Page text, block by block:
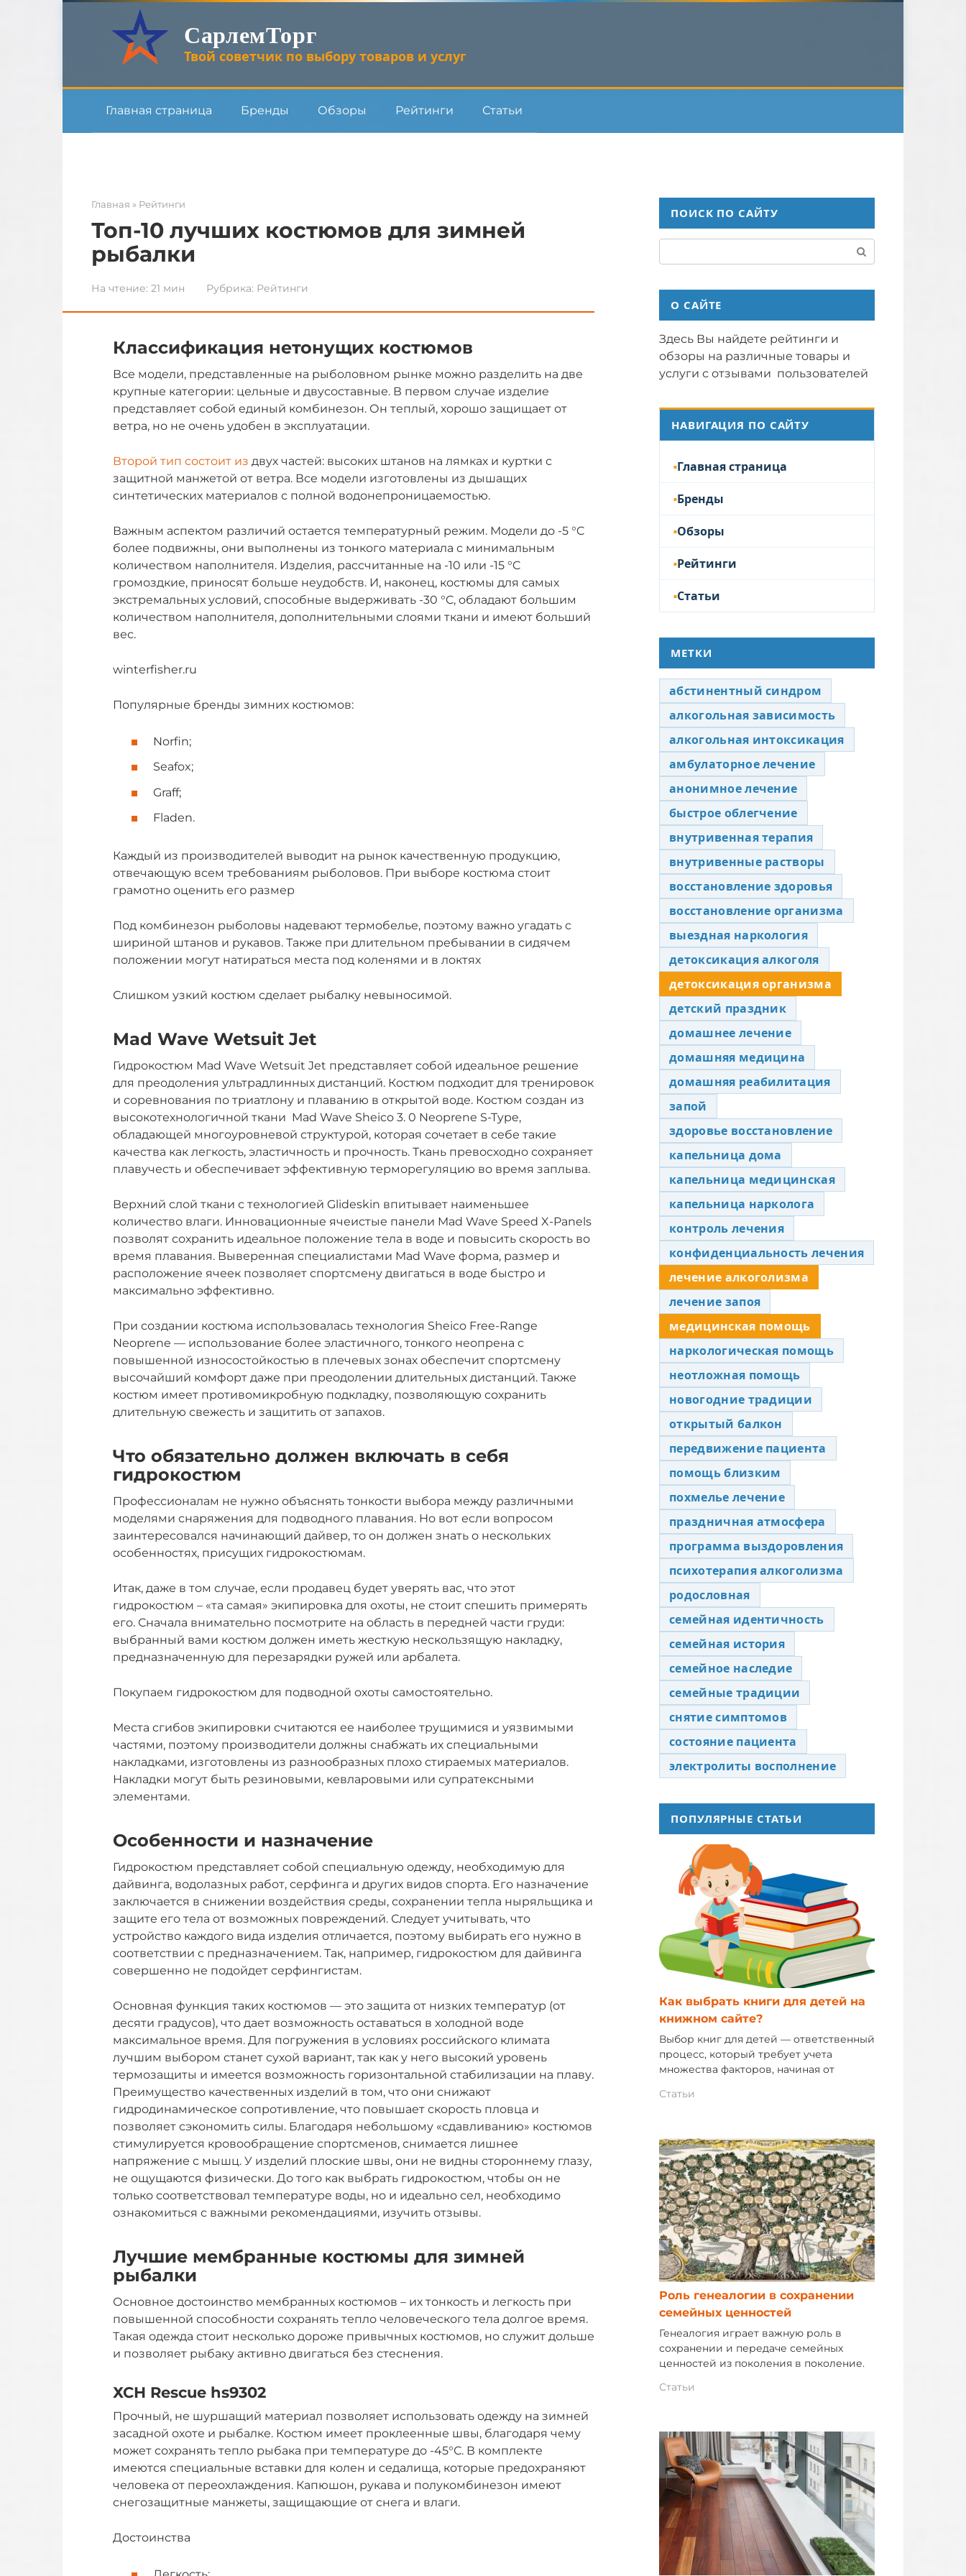
СарлемТорг
Твой советчик по выбору товаров и услуг
Главная страница Бренды Обзоры Рейтинги Статьи
Главная » Рейтинги
Топ-10 лучших костюмов для зимней
рыбалки
На чтение: 21 мин Рубрика: Рейтинги
Классификация нетонущих костюмов
Все модели, представленные на рыболовном рынке можно разделить на две
крупные категории: цельные и двусоставные. В первом случае изделие
представляет собой единый комбинезон. Он теплый, хорошо защищает от
ветра, но не очень удобен в эксплуатации.
Второй тип состоит из двух частей: высоких штанов на лямках и куртки с
защитной манжетой от ветра. Все модели изготовлены из дышащих
синтетических материалов с полной водонепроницаемостью.
Важным аспектом различий остается температурный режим. Модели до -5 °C
более подвижны, они выполнены из тонкого материала с минимальным
количеством наполнителя. Изделия, рассчитанные на -10 или -15 °C
громоздкие, приносят больше неудобств. И, наконец, костюмы для самых
экстремальных условий, способные выдерживать -30 °C, обладают большим
количеством наполнителя, дополнительными слоями ткани и имеют больший
вес.
winterfisher.ru
Популярные бренды зимних костюмов:
Norfin;
Seafox;
Graff;
Fladen.
Каждый из производителей выводит на рынок качественную продукцию,
отвечающую всем требованиям рыболовов. При выборе костюма стоит
грамотно оценить его размер
Под комбинезон рыболовы надевают термобелье, поэтому важно угадать с
шириной штанов и рукавов. Также при длительном пребывании в сидячем
положении могут натираться места под коленями и в локтях
Слишком узкий костюм сделает рыбалку невыносимой.
Mad Wave Wetsuit Jet
Гидрокостюм Mad Wave Wetsuit Jet представляет собой идеальное решение
для преодоления ультрадлинных дистанций. Костюм подходит для тренировок
и соревнования по триатлону и плаванию в открытой воде. Костюм создан из
высокотехнологичной ткани Mad Wave Sheico 3. 0 Neoprene S-Type,
обладающей многоуровневой структурой, которая сочетает в себе такие
качества как легкость, эластичность и прочность. Ткань превосходно сохраняет
плавучесть и обеспечивает эффективную терморегуляцию во время заплыва.
Верхний слой ткани с технологией Glideskin впитывает наименьшее
количество влаги. Инновационные ячеистые панели Mad Wave Speed X-Panels
позволят сохранить идеальное положение тела в воде и повысить скорость во
время плавания. Выверенная специалистами Mad Wave форма, размер и
расположение ячеек позволяет спортсмену двигаться в воде быстро и
максимально эффективно.
При создании костюма использовалась технология Sheico Free-Range
Neoprene — использование более эластичного, тонкого неопрена с
повышенной износостойкостью в плечевых зонах обеспечит спортсмену
высочайший комфорт даже при преодолении длительных дистанций. Также
костюм имеет противомикробную подкладку, позволяющую сохранить
длительную свежесть и защитить от запахов.
Что обязательно должен включать в себя
гидрокостюм
Профессионалам не нужно объяснять тонкости выбора между различными
моделями снаряжения для подводного плавания. Но вот если вопросом
заинтересовался начинающий дайвер, то он должен знать о нескольких
особенностях, присущих гидрокостюмам.
Итак, даже в том случае, если продавец будет уверять вас, что этот
гидрокостюм – «та самая» экипировка для охоты, не стоит спешить примерять
его. Сначала внимательно посмотрите на область в передней части груди:
выбранный вами костюм должен иметь жесткую нескользящую накладку,
предназначенную для перезарядки ружей или арбалета.
Покупаем гидрокостюм для подводной охоты самостоятельно.
Места сгибов экипировки считаются ее наиболее трущимися и уязвимыми
частями, поэтому производители должны снабжать их специальными
накладками, изготовлены из разнообразных плохо стираемых материалов.
Накладки могут быть резиновыми, кевларовыми или супратексными
элементами.
Особенности и назначение
Гидрокостюм представляет собой специальную одежду, необходимую для
дайвинга, водолазных работ, серфинга и других видов спорта. Его назначение
заключается в снижении воздействия среды, сохранении тепла ныряльщика и
защите его тела от возможных повреждений. Следует учитывать, что
устройство каждого вида изделия отличается, поэтому выбирать его нужно в
соответствии с предназначением. Так, например, гидрокостюм для дайвинга
совершенно не подойдет серфингистам.
Основная функция таких костюмов — это защита от низких температур (от
десяти градусов), что дает возможность оставаться в холодной воде
максимальное время. Для погружения в условиях российского климата
лучшим выбором станет сухой вариант, так как у него высокий уровень
термозащиты и имеется возможность горизонтальной стабилизации на плаву.
Преимущество качественных изделий в том, что они снижают
гидродинамическое сопротивление, что повышает скорость пловца и
позволяет сэкономить силы. Благодаря небольшому «сдавливанию» костюмов
стимулируется кровообращение спортсменов, снимается лишнее
напряжение с мышц. У изделий плоские швы, они не видны стороннему глазу,
не ощущаются физически. До того как выбрать гидрокостюм, чтобы он не
только соответствовал температуре воды, но и идеально сел, необходимо
ознакомиться с важными рекомендациями, изучить отзывы.
Лучшие мембранные костюмы для зимней
рыбалки
Основное достоинство мембранных костюмов – их тонкость и легкость при
повышенной способности сохранять тепло человеческого тела долгое время.
Такая одежда стоит несколько дороже привычных костюмов, но служит дольше
и позволяет рыбаку активно двигаться без стеснения.
ХСН Rescue hs9302
Прочный, не шуршащий материал позволяет использовать одежду на зимней
засадной охоте и рыбалке. Костюм имеет проклеенные швы, благодаря чему
может сохранять тепло рыбака при температуре до -45°С. В комплекте
имеются специальные вставки для колен и седалища, которые предохраняют
человека от переохлаждения. Капюшон, рукава и полукомбинезон имеют
снегозащитные манжеты, защищающие от снега и влаги.
Достоинства
ПОИСК ПО САЙТУ
О САЙТЕ
Здесь Вы найдете рейтинги и
обзоры на различные товары и
услуги с отзывами пользователей
НАВИГАЦИЯ ПО САЙТУ
Главная страница
Бренды
Обзоры
Рейтинги
Статьи
МЕТКИ
абстинентный синдром
алкогольная зависимость
алкогольная интоксикация
амбулаторное лечение
анонимное лечение
быстрое облегчение
внутривенная терапия
внутривенные растворы
восстановление здоровья
восстановление организма
выездная наркология
детоксикация алкоголя
детоксикация организма
детский праздник
домашнее лечение
домашняя медицина
домашняя реабилитация
запой
здоровье восстановление
капельница дома
капельница медицинская
капельница нарколога
контроль лечения
конфиденциальность лечения
лечение алкоголизма
лечение запоя
медицинская помощь
наркологическая помощь
неотложная помощь
новогодние традиции
открытый балкон
передвижение пациента
помощь близким
похмелье лечение
праздничная атмосфера
программа выздоровления
психотерапия алкоголизма
родословная
семейная идентичность
семейная история
семейное наследие
семейные традиции
снятие симптомов
состояние пациента
электролиты восполнение
ПОПУЛЯРНЫЕ СТАТЬИ
Как выбрать книги для детей на
книжном сайте?
Выбор книг для детей — ответственный
процесс, который требует учета
множества факторов, начиная от
Статьи
Роль генеалогии в сохранении
семейных ценностей
Генеалогия играет важную роль в
сохранении и передаче семейных
ценностей из поколения в поколение.
Статьи